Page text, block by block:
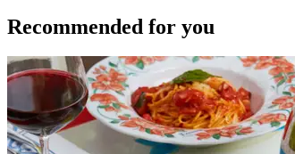
Recommended for you